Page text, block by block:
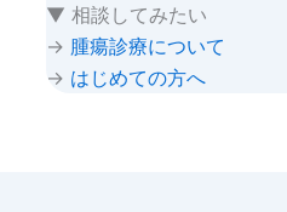
▼ 相談してみたい
→ 腫瘍診療について
→ はじめての方へ